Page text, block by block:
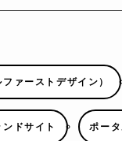
ァーストデザイン）
ンドサイト ポー